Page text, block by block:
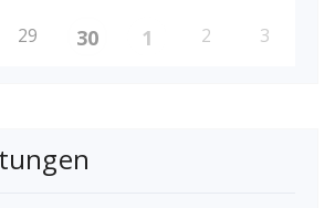
29 30 1 2 3